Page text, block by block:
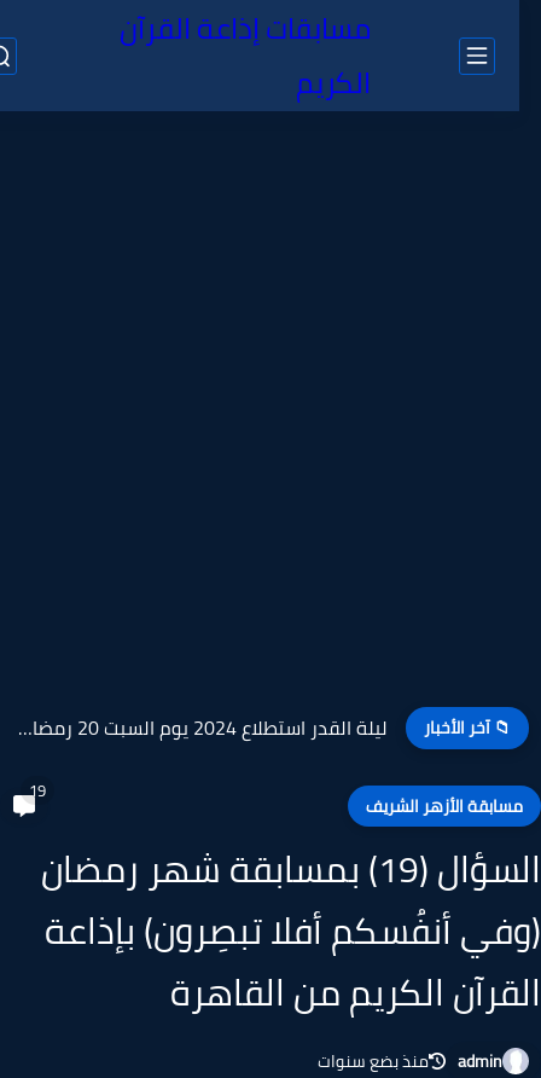
مسابقات إذاعة القرآن
الكريم
📁 آخر الأخبار خطة العشر الأواخر من شهر رمضان 1445هــ لتحري ليلة...
الأزهر الشريف
السؤال (19) بمسابقة شهر رمضان
أنفُسكم أفلا تبصِرون) بإذاعة
الكريم من القاهرة
admin منذ بضع سنوات